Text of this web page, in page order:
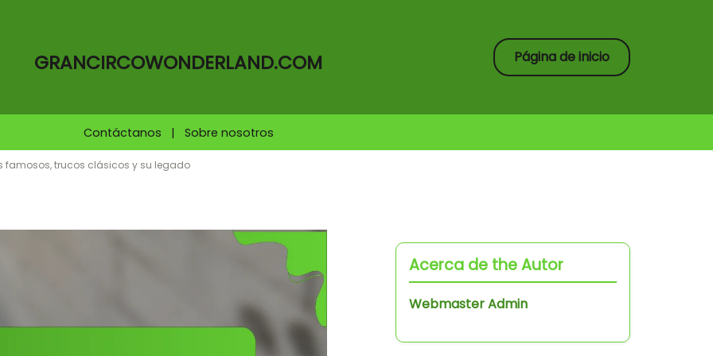
GRANCIRCOWONDERLAND.COM Página de inicio
Contáctanos | Sobre nosotros
famosos, trucos clásicos y su legado
Acerca de the Autor
Webmaster Admin